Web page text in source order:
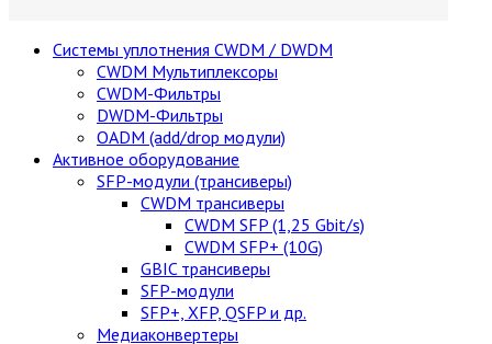
Cистемы уплотнения CWDM / DWDM
CWDM Мультиплексоры
CWDM-Фильтры
DWDM-Фильтры
OADM (add/drop модули)
Активное оборудование
SFP-модули (трансиверы)
CWDM трансиверы
CWDM SFP (1,25 Gbit/s)
CWDM SFP+ (10G)
GBIC трансиверы
SFP-модули
SFP+, XFP, QSFP и др.
Медиаконвертеры